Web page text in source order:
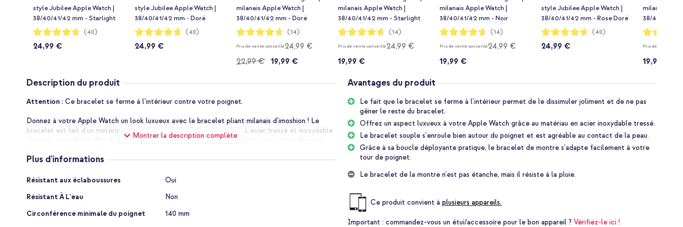
style Jubilee Apple Watch |
38/40/41/42 mm - Starlight
Notation:
93%
(40)
24,99 €
style Jubilee Apple Watch |
38/40/41/42 mm - Doré
Notation:
93%
(40)
24,99 €
milanais Apple Watch |
38/40/41/42 mm - Doré
Notation:
93%
(14)
Prix de vente conseillé24,99 €
22,99 €
19,99 €
milanais Apple Watch |
38/40/41/42 mm - Starlight
Notation:
93%
(14)
Prix de vente conseillé24,99 €
19,99 €
milanais Apple Watch |
38/40/41/42 mm - Noir
Notation:
93%
(14)
Prix de vente conseillé24,99 €
19,99 €
style Jubilee Apple Watch |
38/40/41/42 mm - Rose Doré
Notation:
93%
(40)
24,99 €
milanais
38/40/41/42
Notation:
93%
Prix de vente
19,99 €
Description du produit
Montrer la description complète
Attention : Ce bracelet se ferme à l'intérieur contre votre poignet.
Donnez à votre Apple Watch un look luxueux avec le bracelet pliant milanais d'imoshion ! Le
bracelet est fait d'un matériau en acier inoxydable de haute qualité. L'acier tressé et inoxydable
donne à votre Apple Watch un look luxueux. Le bracelet souple s'adapte bien autour de votre
peut être facilement ajusté à la circonférence de votre poignet.
Acier inoxydable de haute qualité
fabriqué en acier inoxydable de haute qualité. Le matériau en acier inoxydable s'adapte bien
Avantages du produit
Le fait que le bracelet se ferme à l'intérieur permet de le dissimuler joliment et de ne pas
gêner le reste du bracelet.
Offrez un aspect luxueux à votre Apple Watch grâce au matériau en acier inoxydable tressé.
Le bracelet souple s'enroule bien autour du poignet et est agréable au contact de la peau.
Grâce à sa boucle déployante pratique, le bracelet de montre s'adapte facilement à votre
tour de poignet.
Le bracelet de la montre n'est pas étanche, mais il résiste à la pluie.
Ce produit convient àplusieurs appareils.
Important : commandez-vous un étui/accessoire pour le bon appareil ?Vérifiez-le ici !
Plus d'informations
Plus
Résistant aux éclaboussures
Oui
Résistant À L'eau
Non
Circonférence minimale du poignet
140 mm